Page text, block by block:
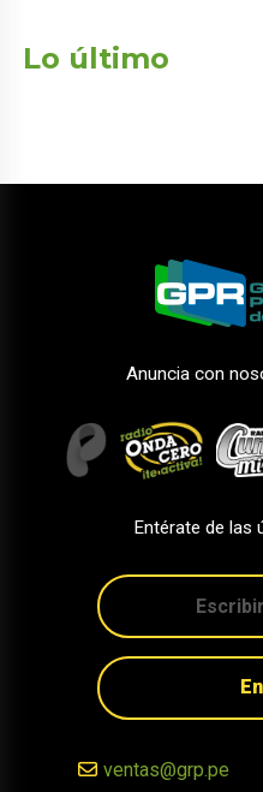
Lo último
Anuncia con
Entérate de las
ventas@grp.pe